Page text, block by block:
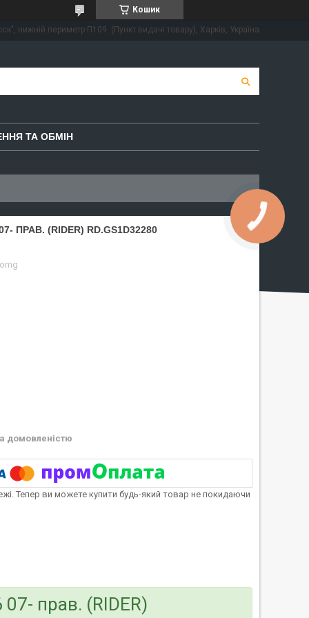
Кошик
нижній периметр П109. (Пункт видачі товару), Харків, Україна
ТА ОБМІН
ПРАВ. (RIDER) RD.GS1D32280
домовленістю
Тепер ви можете купити будь-який товар не покидаючи
07- прав. (RIDER)